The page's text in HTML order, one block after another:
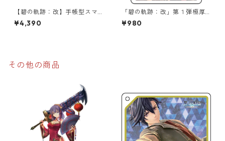
【碧の軌跡：改】手帳型スマ
ホカバー（春風）
¥4,390
「碧の軌跡：改」第１弾極厚
アクリルキーチェーン
¥980
その他の商品